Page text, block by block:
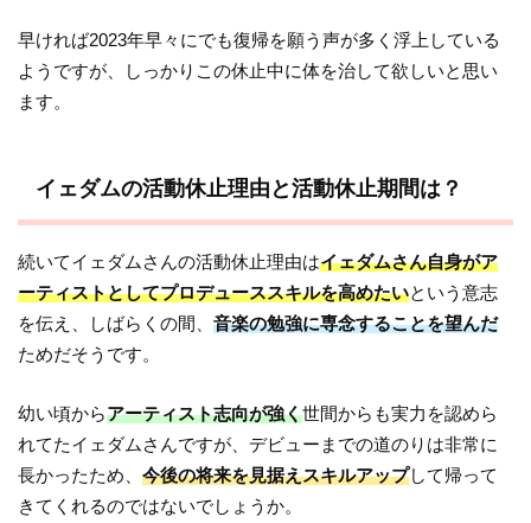
早ければ2023年早々にでも復帰を願う声が多く浮上している
ようですが、しっかりこの休止中に体を治して欲しいと思い
ます。
イェダムの活動休止理由と活動休止期間は？
続いてイェダムさんの活動休止理由はイェダムさん自身がア
ーティストとしてプロデューススキルを高めたいという意志
を伝え、しばらくの間、音楽の勉強に専念することを望んだ
ためだそうです。
幼い頃からアーティスト志向が強く世間からも実力を認めら
れてたイェダムさんですが、デビューまでの道のりは非常に
長かったため、今後の将来を見据えスキルアップして帰って
きてくれるのではないでしょうか。